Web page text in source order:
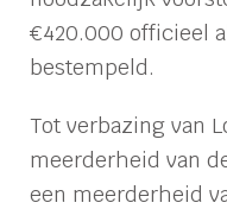
€420.000 officieel
bestempeld.
Tot verbazing van
meerderheid van
een meerderheid